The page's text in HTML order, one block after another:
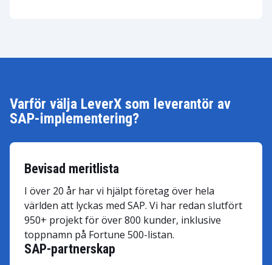
Varför välja LeverX som leverantör av
SAP-implementering?
Bevisad meritlista
I över 20 år har vi hjälpt företag över hela
världen att lyckas med SAP. Vi har redan slutfört
950+ projekt för över 800 kunder, inklusive
toppnamn på Fortune 500-listan.
SAP-partnerskap